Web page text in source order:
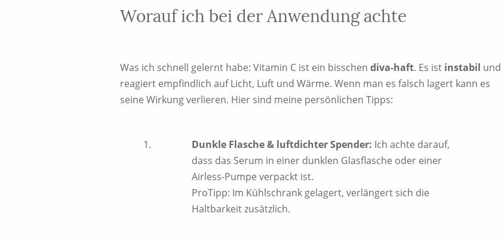
Worauf ich bei der Anwendung achte
Was ich schnell gelernt habe: Vitamin C ist ein bisschen diva-haft. Es ist instabil und
reagiert empfindlich auf Licht, Luft und Wärme. Wenn man es falsch lagert kann es
seine Wirkung verlieren. Hier sind meine persönlichen Tipps:
Dunkle Flasche & luftdichter Spender: Ich achte darauf,
dass das Serum in einer dunklen Glasflasche oder einer
Airless-Pumpe verpackt ist.
ProTipp: Im Kühlschrank gelagert, verlängert sich die
Haltbarkeit zusätzlich.